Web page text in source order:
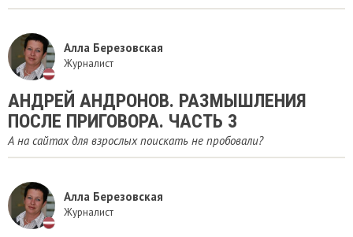
Алла Березовская
Журналист
АНДРЕЙ АНДРОНОВ. РАЗМЫШЛЕНИЯ
ПОСЛЕ ПРИГОВОРА. ЧАСТЬ 3
А на сайтах для взрослых поискать не пробовали?
Алла Березовская
Журналист